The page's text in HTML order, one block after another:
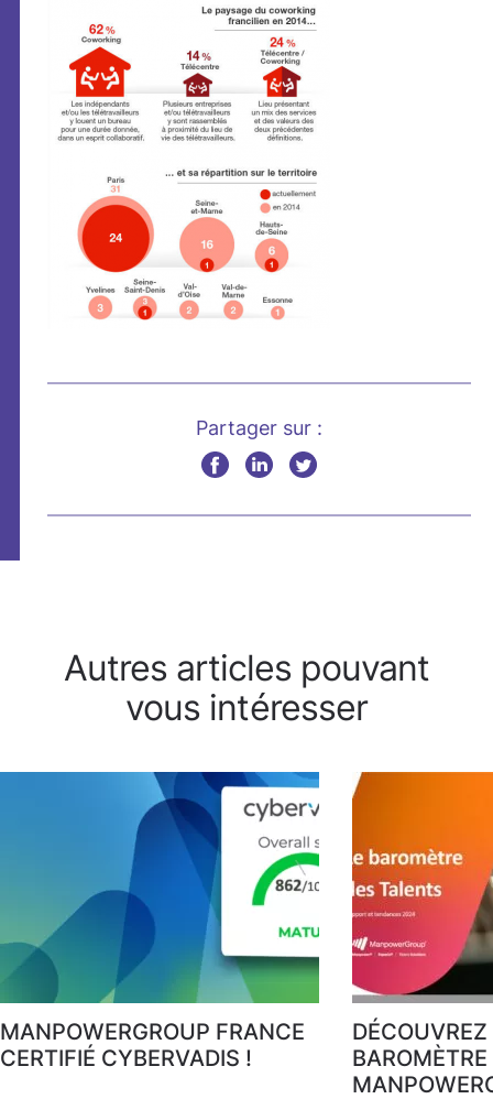
Partager sur :
Autres articles pouvant
vous intéresser
MANPOWERGROUP FRANCE
CERTIFIÉ CYBERVADIS !
DÉCOUVREZ